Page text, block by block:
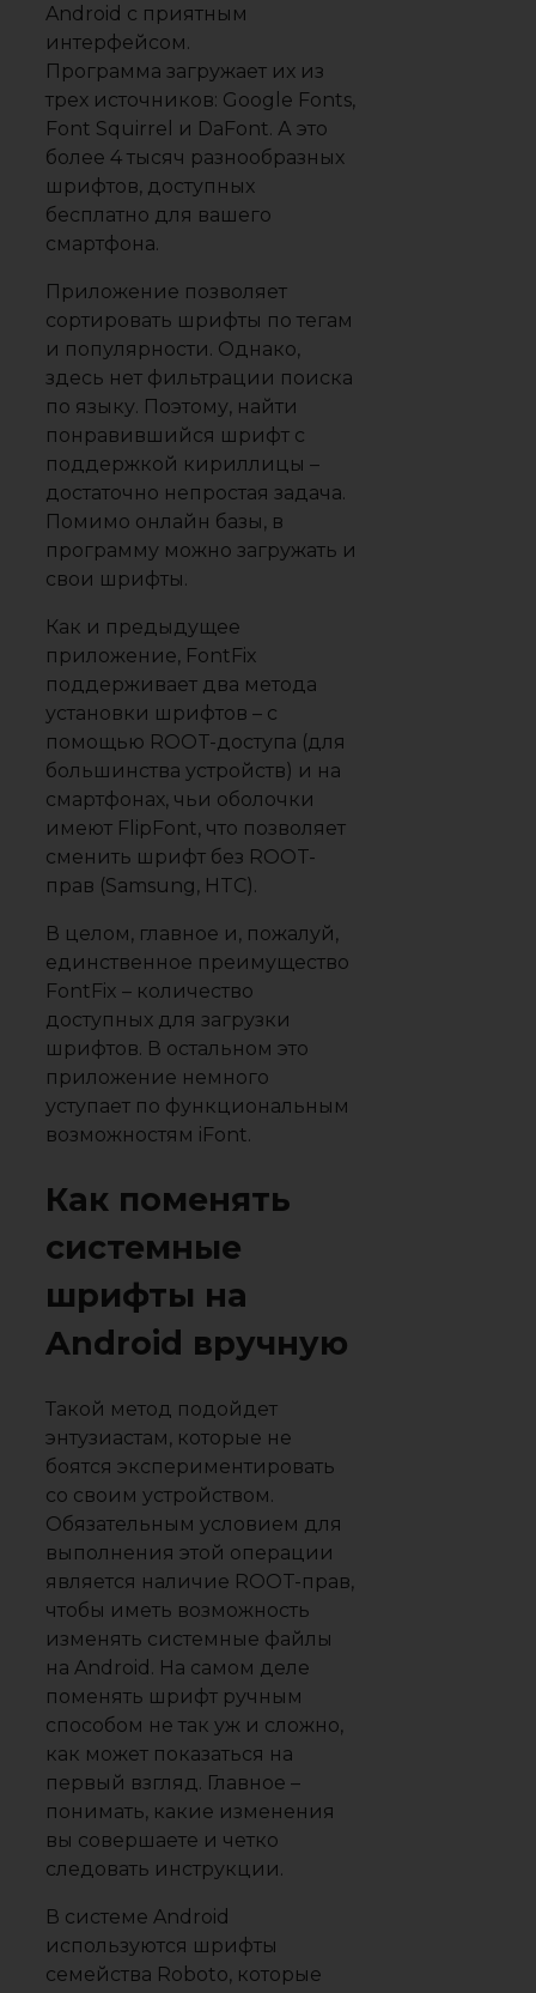
Android с приятным
интерфейсом.
Программа загружает их из
трех источников: Google Fonts,
Font Squirrel и DaFont. А это
более 4 тысяч разнообразных
шрифтов, доступных
бесплатно для вашего
смартфона.
Приложение позволяет
сортировать шрифты по тегам
и популярности. Однако,
здесь нет фильтрации поиска
по языку. Поэтому, найти
понравившийся шрифт с
поддержкой кириллицы –
достаточно непростая задача.
Помимо онлайн базы, в
программу можно загружать и
свои шрифты.
Как и предыдущее
приложение, FontFix
поддерживает два метода
установки шрифтов – с
помощью ROOT-доступа (для
большинства устройств) и на
смартфонах, чьи оболочки
имеют FlipFont, что позволяет
сменить шрифт без ROOT-
прав (Samsung, HTC).
В целом, главное и, пожалуй,
единственное преимущество
FontFix – количество
доступных для загрузки
шрифтов. В остальном это
приложение немного
уступает по функциональным
возможностям iFont.
Как поменять
системные
шрифты на
Android вручную
Такой метод подойдет
энтузиастам, которые не
боятся экспериментировать
со своим устройством.
Обязательным условием для
выполнения этой операции
является наличие ROOT-прав,
чтобы иметь возможность
изменять системные файлы
на Android. На самом деле
поменять шрифт ручным
способом не так уж и сложно,
как может показаться на
первый взгляд. Главное –
понимать, какие изменения
вы совершаете и четко
следовать инструкции.
В системе Android
используются шрифты
семейства Roboto, которые